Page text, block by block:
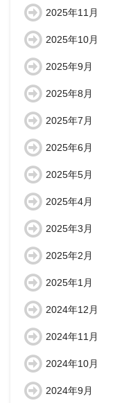
2025年11月
2025年10月
2025年9月
2025年8月
2025年7月
2025年6月
2025年5月
2025年4月
2025年3月
2025年2月
2025年1月
2024年12月
2024年11月
2024年10月
2024年9月